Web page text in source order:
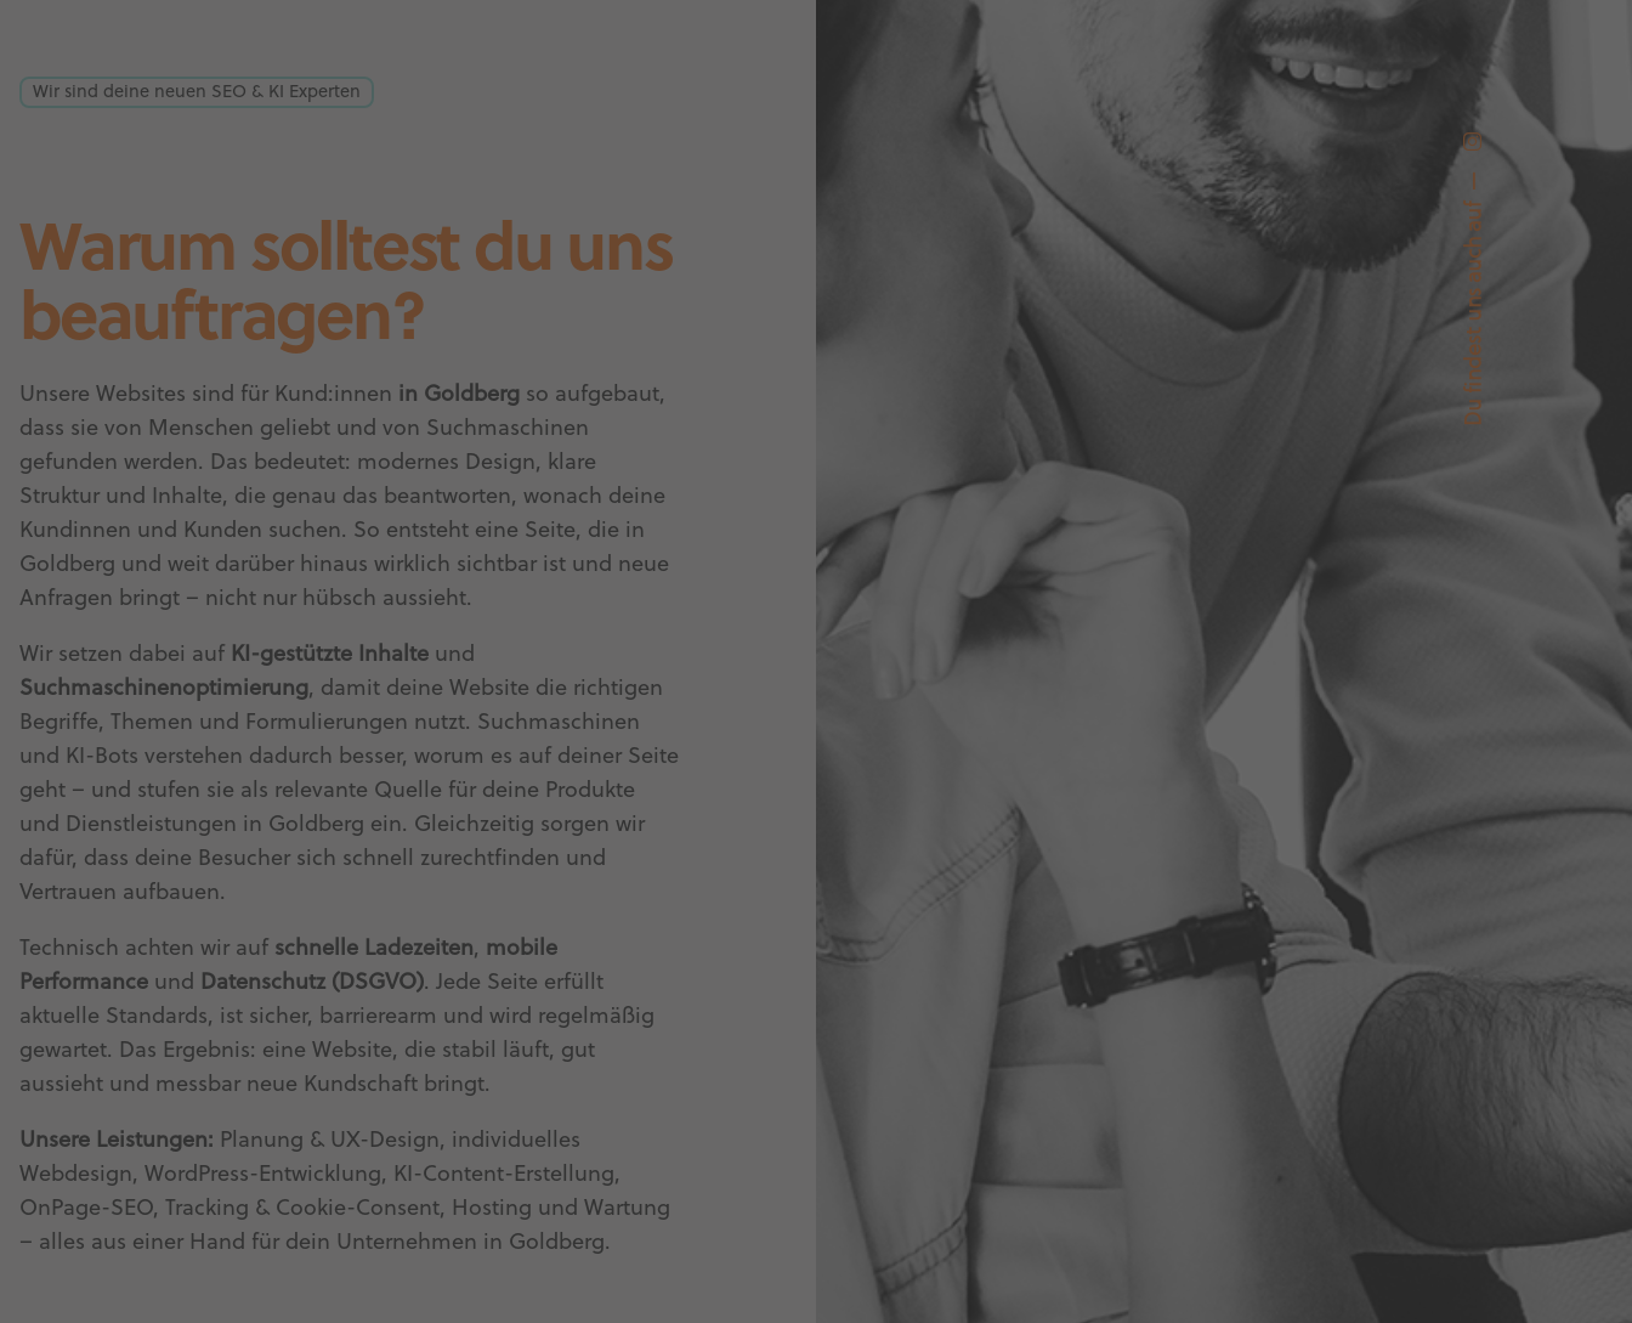
Du findest uns auch auf
Wir sind deine neuen SEO & KI Experten
Warum solltest du uns
beauftragen?
Unsere Websites sind für Kund:innen in Goldberg so aufgebaut,
dass sie von Menschen geliebt und von Suchmaschinen
gefunden werden. Das bedeutet: modernes Design, klare
Struktur und Inhalte, die genau das beantworten, wonach deine
Kundinnen und Kunden suchen. So entsteht eine Seite, die in
Goldberg und weit darüber hinaus wirklich sichtbar ist und neue
Anfragen bringt – nicht nur hübsch aussieht.
Wir setzen dabei auf KI-gestützte Inhalte und
Suchmaschinenoptimierung, damit deine Website die richtigen
Begriffe, Themen und Formulierungen nutzt. Suchmaschinen
und KI-Bots verstehen dadurch besser, worum es auf deiner Seite
geht – und stufen sie als relevante Quelle für deine Produkte
und Dienstleistungen in Goldberg ein. Gleichzeitig sorgen wir
dafür, dass deine Besucher sich schnell zurechtfinden und
Vertrauen aufbauen.
Technisch achten wir auf schnelle Ladezeiten, mobile
Performance und Datenschutz (DSGVO). Jede Seite erfüllt
aktuelle Standards, ist sicher, barrierearm und wird regelmäßig
gewartet. Das Ergebnis: eine Website, die stabil läuft, gut
aussieht und messbar neue Kundschaft bringt.
Unsere Leistungen: Planung & UX-Design, individuelles
Webdesign, WordPress-Entwicklung, KI-Content-Erstellung,
OnPage-SEO, Tracking & Cookie-Consent, Hosting und Wartung
– alles aus einer Hand für dein Unternehmen in Goldberg.